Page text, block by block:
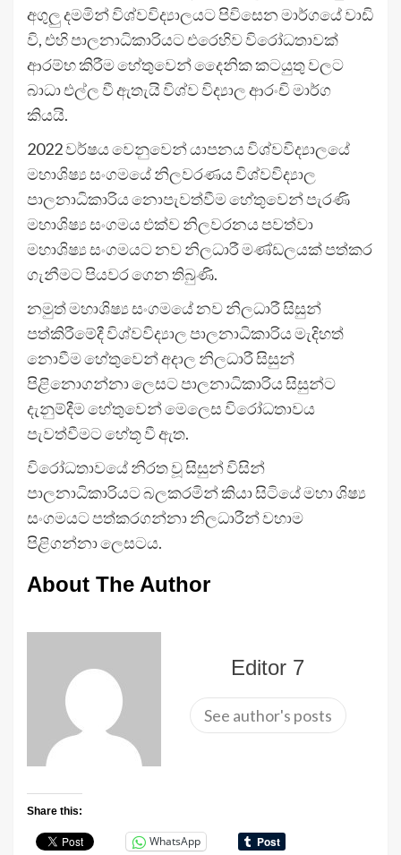
අගුලු දමමින් විශ්වවිද්‍යාලයට පිවිසෙන මාර්ගයේ වාඩි
වි, එහි පාලනාධිකාරියට එරෙහිව විරෝධතාවක්
ආරම්භ කිරීම හේතුවෙන් දෛනික කටයුතු වලට
බාධා එල්ල වී ඇතැයි විශ්ව විද්‍යාල ආරංචි මාර්ග
කියයි.
2022 වර්ෂය වෙනුවෙන් යාපනය විශ්වවිද්‍යාලයේ
මහාශිෂ්‍ය සංගමයේ නිලවරණය විශ්වවිද්‍යාල
පාලනාධිකාරිය නොපැවත්වීම හේතුවෙන් පැරණි
මහාශිෂ්‍ය සංගමය එක්ව නිලවරනය පවත්වා
මහාශිෂ්‍ය සංගමයට නව නිලධාරී මණ්ඩලයක් පත්කර
ගැනීමට පියවර ගෙන තිබුණි.
නමුත් මහාශිෂ්‍ය සංගමයේ නව නිලධාරී සිසුන්
පත්කිරීමේදී විශ්වවිද්‍යාල පාලනාධිකාරිය මැදිහත්
නොවීම හේතුවෙන් අදාල නිලධාරී සිසුන්
පිළිනොගන්නා ලෙසට පාලනාධිකාරිය සිසුන්ට
දැනුම්දීම හේතුවෙන් මෙලෙස විරෝධතාවය
පැවත්වීමට හේතූ වී ඇත.
විරෝධතාවයේ නිරත වූ සිසුන් විසින්
පාලනාධිකාරියට බලකරමින් කියා සිටියේ මහා ශිෂ්‍ය
සංගමයට පත්කරගන්නා නිලධාරීන් වහාම
පිළිගන්නා ලෙසටය.
About The Author
Editor 7
See author's posts
Share this:
WhatsApp